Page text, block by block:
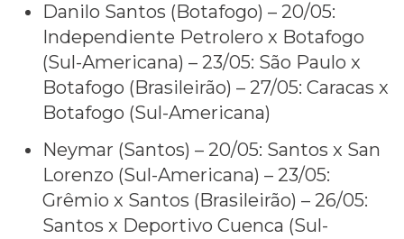
Danilo Santos (Botafogo) – 20/05:
Independiente Petrolero x Botafogo
(Sul-Americana) – 23/05: São Paulo x
Botafogo (Brasileirão) – 27/05: Caracas x
Botafogo (Sul-Americana)
Neymar (Santos) – 20/05: Santos x San
Lorenzo (Sul-Americana) – 23/05:
Grêmio x Santos (Brasileirão) – 26/05:
Santos x Deportivo Cuenca (Sul-